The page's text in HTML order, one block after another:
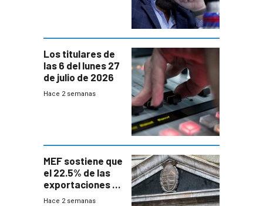
Los titulares de
las 6 del lunes 27
de julio de 2026
Hace 2 semanas
MEF sostiene que
el 22.5% de las
exportaciones a
EE.UU se verán
Hace 2 semanas